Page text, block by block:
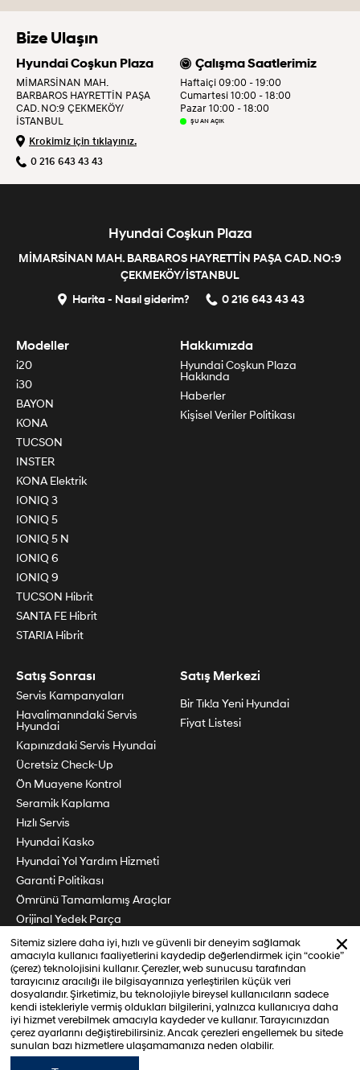
Sitemiz sizlere daha iyi, hızlı ve güvenli bir deneyim sağlamak
amacıyla kullanıcı faaliyetlerini kaydedip değerlendirmek için “cookie”
(çerez) teknolojisini kullanır. Çerezler, web sunucusu tarafından
tarayıcınız aracılığı ile bilgisayarınıza yerleştirilen küçük veri
dosyalarıdır. Şirketimiz, bu teknolojiyle bireysel kullanıcıların sadece
kendi istekleriyle vermiş oldukları bilgilerini, yalnızca kullanıcıya daha
iyi hizmet verebilmek amacıyla kaydeder ve kullanır. Tarayıcınızdan
çerez ayarlarını değiştirebilirsiniz. Ancak çerezleri engellemek bu sitede
sunulan bazı hizmetlere ulaşamamanıza neden olabilir.
Bize Ulaşın
Hyundai Coşkun Plaza
MİMARSİNAN MAH.
BARBAROS HAYRETTİN PAŞA
CAD. NO:9 ÇEKMEKÖY/
İSTANBUL
Krokimiz için tıklayınız.
0 216 643 43 43
Çalışma Saatlerimiz
Haftaiçi 09:00 - 19:00
Cumartesi 10:00 - 18:00
Pazar 10:00 - 18:00
ŞU AN AÇIK
Hyundai Coşkun Plaza
MİMARSİNAN MAH. BARBAROS HAYRETTİN PAŞA CAD. NO:9
ÇEKMEKÖY/İSTANBUL
Harita - Nasıl giderim?
0 216 643 43 43
Modeller
i20
i30
BAYON
KONA
TUCSON
INSTER
KONA Elektrik
IONIQ 3
IONIQ 5
IONIQ 5 N
IONIQ 6
IONIQ 9
TUCSON Hibrit
SANTA FE Hibrit
STARIA Hibrit
Satış Sonrası
Servis Kampanyaları
Havalimanındaki Servis
Hyundai
Kapınızdaki Servis Hyundai
Ücretsiz Check-Up
Ön Muayene Kontrol
Seramik Kaplama
Hızlı Servis
Hyundai Kasko
Hyundai Yol Yardım Hizmeti
Garanti Politikası
Ömrünü Tamamlamış Araçlar
Orijinal Yedek Parça
Periyodik Bakım
Söz Veriyoruz
Hyundai Marka Koleksiyonu
Fırsat Parçaları
Satış Merkezi
Bir Tık!a Yeni Hyundai
Fiyat Listesi
Hakkımızda
Hyundai Coşkun Plaza
Hakkında
Haberler
Kişisel Veriler Politikası